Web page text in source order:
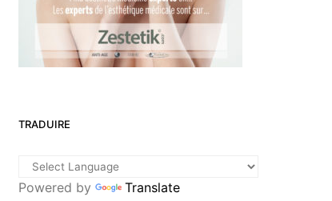
TRADUIRE
Powered by Translate